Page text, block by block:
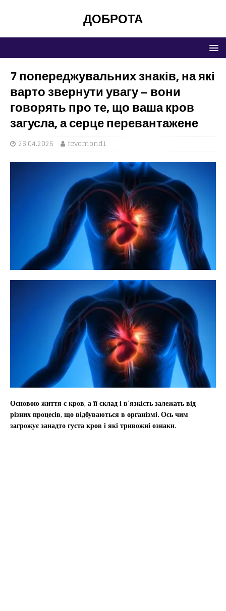
ДОБРОТА
7 попереджувальних знаків, на які
варто звернути увагу – вони
говорять про те, що ваша кров
загусла, а серце перевантажене
26.04.2025 fcvomond1
Основою життя є кров, а її склад і в’язкість залежать від
різних процесів, що відбуваються в організмі. Ось чим
загрожує занадто густа кров і які тривожні ознаки.